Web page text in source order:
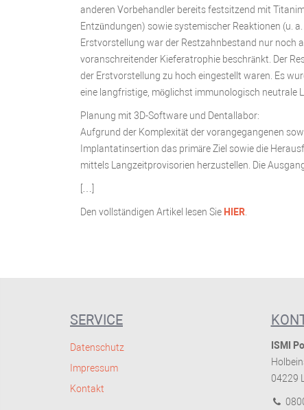
anderen Vorbehandler bereits festsitzend mit
Entzündungen) sowie systemischer Reaktionen (u.
Erstvorstellung war der Restzahnbestand nur noch
voranschreitender Kieferatrophie beschränkt. Der
der Erstvorstellung zu hoch eingestellt waren. Es
eine langfristige, möglichst immunologisch neutrale
Planung mit 3D-Software und Dentallabor:
Aufgrund der Komplexität der vorangegangenen
Implantatinsertion das primäre Ziel sowie die
mittels Langzeitprovisorien herzustellen. Die
[…]
Den vollständigen Artikel lesen Sie HIER
SERVICE
Datenschutz
Impressum
Kontakt
ISMI
04229